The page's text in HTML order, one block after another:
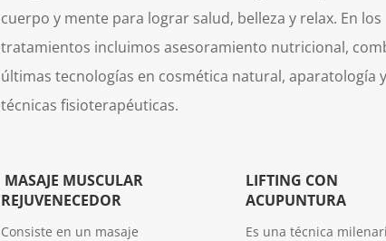
cuerpo y mente para lograr salud, belleza y relax. En los
tratamientos incluimos asesoramiento nutricional,
últimas tecnologías en cosmética natural, aparatología y
técnicas fisioterapéuticas.
MASAJE MUSCULAR
REJUVENECEDOR
Consiste en un masaje
LIFTING CON
ACUPUNTURA
Es una técnica